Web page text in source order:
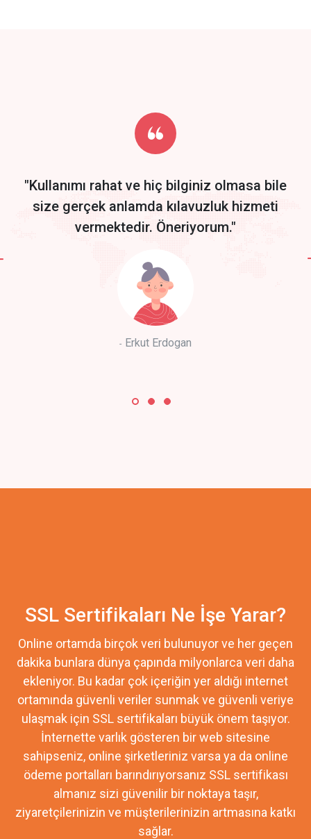
Start by trying our service for 30 days free trial no credit card
required.
"Kullanımı rahat ve hiç bilginiz olmasa bile
size gerçek anlamda kılavuzluk hizmeti
vermektedir. Öneriyorum."
Erkut Erdogan
SSL Sertifikaları Ne İşe Yarar?
Online ortamda birçok veri bulunuyor ve her geçen
dakika bunlara dünya çapında milyonlarca veri daha
ekleniyor. Bu kadar çok içeriğin yer aldığı internet
ortamında güvenli veriler sunmak ve güvenli veriye
ulaşmak için SSL sertifikaları büyük önem taşıyor.
İnternette varlık gösteren bir web sitesine
sahipseniz, online şirketleriniz varsa ya da online
ödeme portalları barındırıyorsanız SSL sertifikası
almanız sizi güvenilir bir noktaya taşır,
ziyaretçilerinizin ve müşterilerinizin artmasına katkı
sağlar.